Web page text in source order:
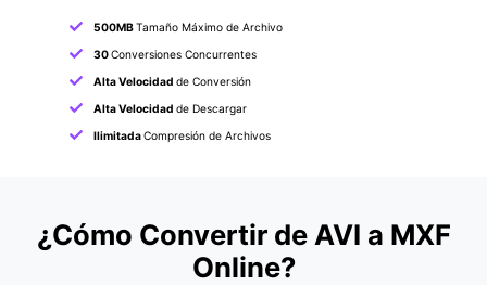
500MBTamaño Máximo de Archivo
30Conversiones Concurrentes
Alta Velocidad de Conversión
Alta Velocidad de Descargar
IlimitadaCompresión de Archivos
¿Cómo Convertir de AVI a MXF
Online?